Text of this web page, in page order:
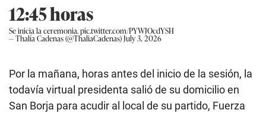
12:45 horas
Se inicia la ceremonia.pic.twitter.com/PYWJOcdYSH
— Thalía Cadenas (@ThaliaCadenas)July 3, 2026
Por la mañana, horas antes del inicio de la sesión, la
todavía virtual presidenta salió de su domicilio en
San Borja para acudir al local de su partido, Fuerza